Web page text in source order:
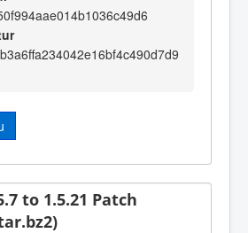
to 1.5.21 Patch